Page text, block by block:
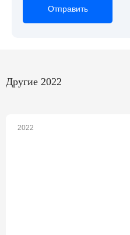
Отправить
Отправить
Отправить
Другие 2022
2022